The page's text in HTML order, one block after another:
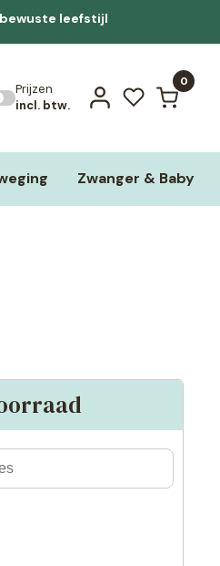
bewuste leefstijl
Prijzen
incl. btw.
0
Zwanger & Baby
alle resultaten